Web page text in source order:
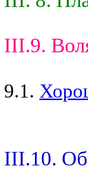
III.9.
9.1.
III.10.